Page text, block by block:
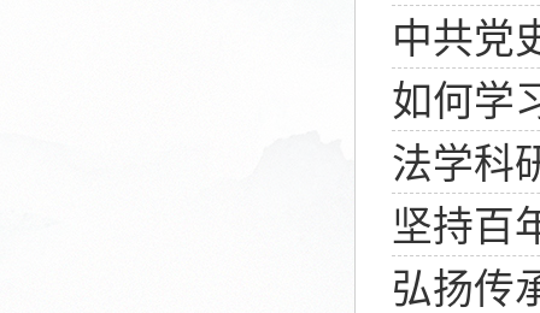
中共党
如何学
法学科
坚持百
弘扬传